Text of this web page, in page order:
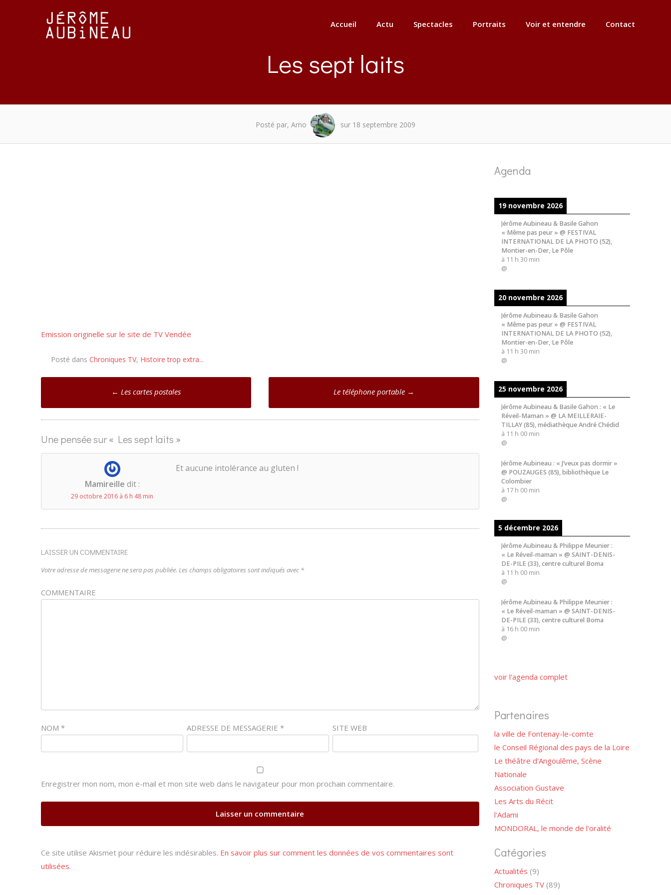
Accueil Actu Spectacles Portraits Voir et entendre Contact
Les sept laits
Posté par, Arno sur 18 septembre 2009
Emission originelle sur le site de TV Vendée
Posté dans Chroniques TV, Histoire trop extra...
navigation
← Les cartes postales Le téléphone portable →
Une pensée sur « Les sept laits »
Mamireille dit :
29 octobre 2016 à 6 h 48 min
Et aucune intolérance au gluten !
LAISSER UN COMMENTAIRE
Votre adresse de messagerie ne sera pas publiée. Les champs obligatoires sont indiqués avec *
COMMENTAIRE
NOM * ADRESSE DE MESSAGERIE* SITE WEB
Enregistrer mon nom, mon e-mail et mon site web dans le navigateur pour mon prochain commentaire.
Ce site utilise Akismet pour réduire les indésirables. En savoir plus sur comment les données de vos commentaires sont
utilisées.
Agenda
19 novembre 2026
Jérôme Aubineau & Basile Gahon
« Même pas peur » @ FESTIVAL
INTERNATIONAL DE LA PHOTO (52),
Montier-en-Der, Le Pôle
à 11 h 30 min
@
20 novembre 2026
Jérôme Aubineau & Basile Gahon
« Même pas peur » @ FESTIVAL
INTERNATIONAL DE LA PHOTO (52),
Montier-en-Der, Le Pôle
à 11 h 30 min
@
25 novembre 2026
Jérôme Aubineau & Basile Gahon : « Le
Réveil-Maman » @ LA MEILLERAIE-
TILLAY (85), médiathèque André Chédid
à 11 h 00 min
@
Jérôme Aubineau : « J’veux pas dormir »
@ POUZAUGES (85), bibliothèque Le
Colombier
à 17 h 00 min
@
5 décembre 2026
Jérôme Aubineau & Philippe Meunier :
« Le Réveil-maman » @ SAINT-DENIS-
DE-PILE (33), centre culturel Boma
à 11 h 00 min
@
Jérôme Aubineau & Philippe Meunier :
« Le Réveil-maman » @ SAINT-DENIS-
DE-PILE (33), centre culturel Boma
à 16 h 00 min
@
voir l'agenda complet
Partenaires
la ville de Fontenay-le-comte
le Conseil Régional des pays de la Loire
Le théâtre d'Angoulême, Scène
Nationale
Association Gustave
Les Arts du Récit
l'Adami
MONDORAL, le monde de l'oralité
Catégories
Actualités (9)
Chroniques TV(89)